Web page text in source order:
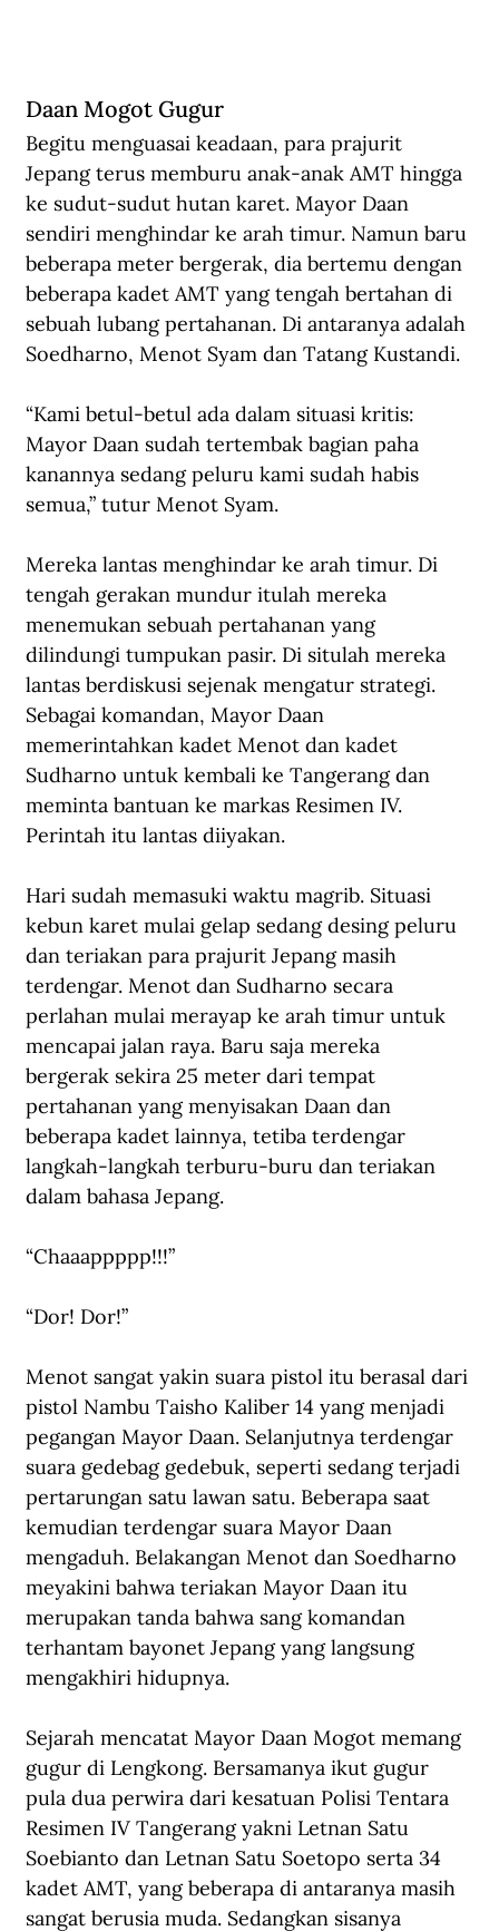
Daan Mogot Gugur
Begitu menguasai keadaan, para prajurit
Jepang terus memburu anak-anak AMT hingga
ke sudut-sudut hutan karet. Mayor Daan
sendiri menghindar ke arah timur. Namun baru
beberapa meter bergerak, dia bertemu dengan
beberapa kadet AMT yang tengah bertahan di
sebuah lubang pertahanan. Di antaranya adalah
Soedharno, Menot Syam dan Tatang Kustandi.
“Kami betul-betul ada dalam situasi kritis:
Mayor Daan sudah tertembak bagian paha
kanannya sedang peluru kami sudah habis
semua,” tutur Menot Syam.
Mereka lantas menghindar ke arah timur. Di
tengah gerakan mundur itulah mereka
menemukan sebuah pertahanan yang
dilindungi tumpukan pasir. Di situlah mereka
lantas berdiskusi sejenak mengatur strategi.
Sebagai komandan, Mayor Daan
memerintahkan kadet Menot dan kadet
Sudharno untuk kembali ke Tangerang dan
meminta bantuan ke markas Resimen IV.
Perintah itu lantas diiyakan.
Hari sudah memasuki waktu magrib. Situasi
kebun karet mulai gelap sedang desing peluru
dan teriakan para prajurit Jepang masih
terdengar. Menot dan Sudharno secara
perlahan mulai merayap ke arah timur untuk
mencapai jalan raya. Baru saja mereka
bergerak sekira 25 meter dari tempat
pertahanan yang menyisakan Daan dan
beberapa kadet lainnya, tetiba terdengar
langkah-langkah terburu-buru dan teriakan
dalam bahasa Jepang.
“Chaaappppp!!!”
“Dor! Dor!”
Menot sangat yakin suara pistol itu berasal dari
pistol Nambu Taisho Kaliber 14 yang menjadi
pegangan Mayor Daan. Selanjutnya terdengar
suara gedebag gedebuk, seperti sedang terjadi
pertarungan satu lawan satu. Beberapa saat
kemudian terdengar suara Mayor Daan
mengaduh. Belakangan Menot dan Soedharno
meyakini bahwa teriakan Mayor Daan itu
merupakan tanda bahwa sang komandan
terhantam bayonet Jepang yang langsung
mengakhiri hidupnya.
Sejarah mencatat Mayor Daan Mogot memang
gugur di Lengkong. Bersamanya ikut gugur
pula dua perwira dari kesatuan Polisi Tentara
Resimen IV Tangerang yakni Letnan Satu
Soebianto dan Letnan Satu Soetopo serta 34
kadet AMT, yang beberapa di antaranya masih
sangat berusia muda. Sedangkan sisanya